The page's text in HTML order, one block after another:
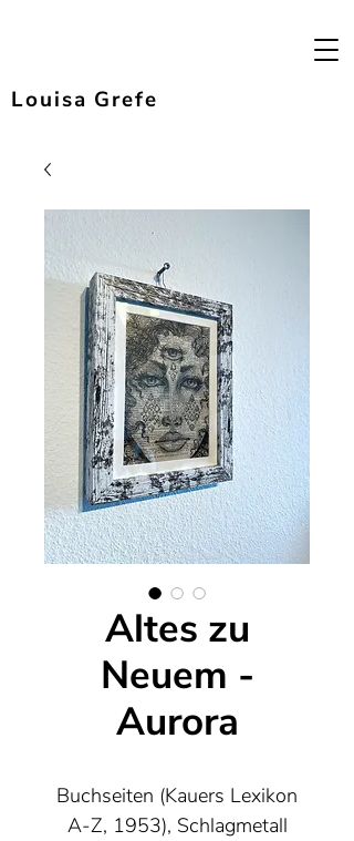
Louisa Grefe
Altes zu
Neuem -
Aurora
Buchseiten (Kauers Lexikon
A-Z, 1953), Schlagmetall